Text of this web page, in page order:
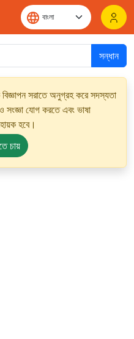
সন্ধান
সরাতে অনুগ্রহ করে সদস্যতা
যোগ করতে এবং ভাষা
হবে।
চায়